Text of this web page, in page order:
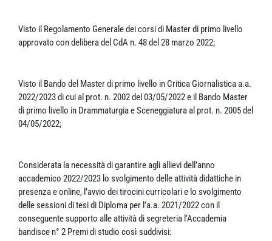
Visto il Regolamento Generale dei corsi di Master di primo livello
approvato con delibera del CdA n. 48 del 28 marzo 2022;
Visto il Bando del Master di primo livello in Critica Giornalistica a.a.
2022/2023 di cui al prot. n. 2002 del 03/05/2022 e il Bando Master
di primo livello in Drammaturgia e Sceneggiatura al prot. n. 2005 del
04/05/2022;
Considerata la necessità di garantire agli allievi dell’anno
accademico 2022/2023 lo svolgimento delle attività didattiche in
presenza e online, l’avvio dei tirocini curricolari e lo svolgimento
delle sessioni di tesi di Diploma per l’a.a. 2021/2022 con il
conseguente supporto alle attività di segreteria l’Accademia
bandisce n° 2 Premi di studio così suddivisi: